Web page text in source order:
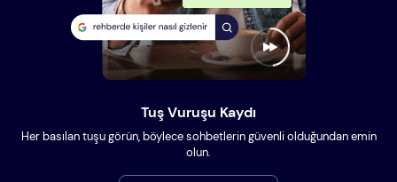
Tuş Vuruşu Kaydı
Her basılan tuşu görün, böylece sohbetlerin güvenli olduğundan emin
olun.